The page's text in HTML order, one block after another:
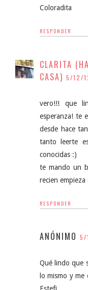
Coloradita
RESPONDER
CLARITA
CASA) 5/12/
vero!!! que
esperanza! te
desde hace
tanto leerte
conocidas :)
te mando un
recien
RESPONDER
ANÓNIMO 5/
Qué lindo que
lo mismo y